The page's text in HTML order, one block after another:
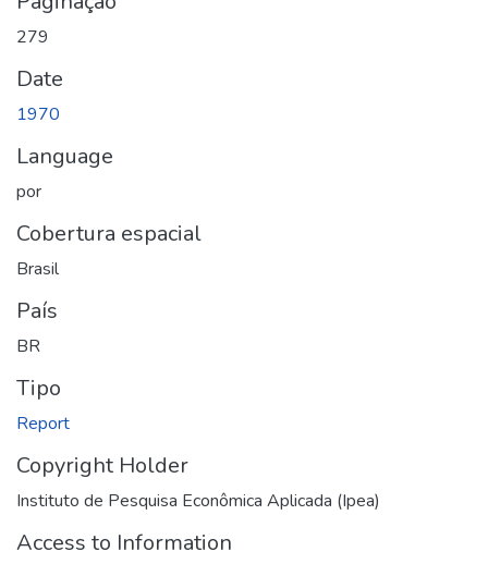
279
Date
1970
Language
por
Cobertura espacial
Brasil
País
BR
Tipo
Report
Copyright Holder
Instituto de Pesquisa Econômica Aplicada (Ipea)
Access to Information